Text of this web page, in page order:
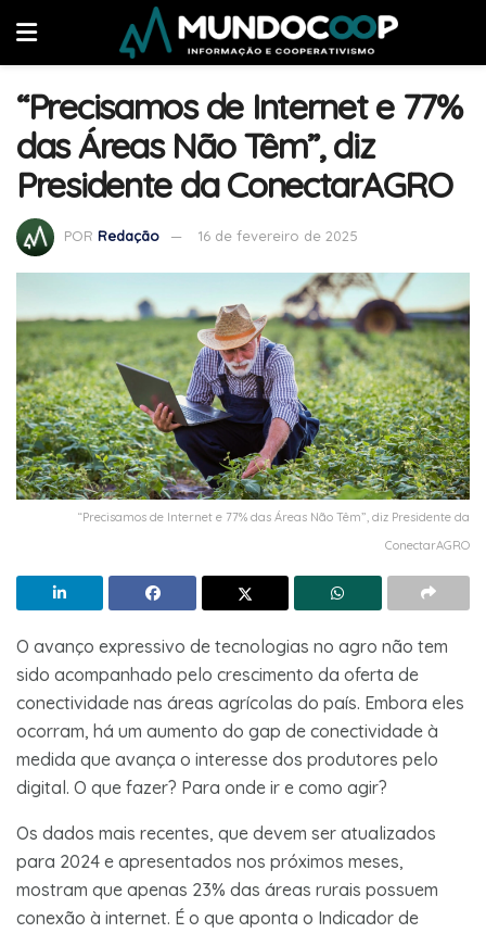
“Precisamos de Internet e 77%
das Áreas Não Têm”, diz
Presidente da ConectarAGRO
POR Redação 16 de fevereiro de 2025
“Precisamos de Internet e 77% das Áreas Não Têm”, diz Presidente da
ConectarAGRO
O avanço expressivo de tecnologias no agro não tem
sido acompanhado pelo crescimento da oferta de
conectividade nas áreas agrícolas do país. Embora eles
ocorram, há um aumento do gap de conectividade à
medida que avança o interesse dos produtores pelo
digital. O que fazer? Para onde ir e como agir?
Os dados mais recentes, que devem ser atualizados
para 2024 e apresentados nos próximos meses,
mostram que apenas 23% das áreas rurais possuem
conexão à internet. É o que aponta o Indicador de